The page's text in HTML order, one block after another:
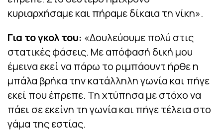
κυριαρχήσαμε και πήραμε δίκαια τη νίκη».
Για το γκολ του: «Δουλεύουμε πολύ στις
στατικές φάσεις. Με απόφασή δική μου
έμεινα εκεί να πάρω το ριμπάουντ ήρθε η
μπάλα βρήκα την κατάλληλη γωνία και πήγε
εκεί που έπρεπε. Τη χτύπησα με στόχο να
πάει σε εκείνη τη γωνία και πήγε τέλεια στο
γάμα της εστίας.